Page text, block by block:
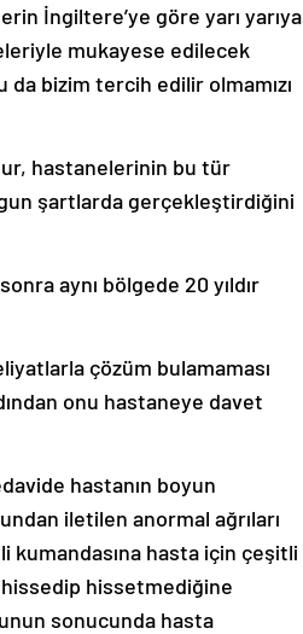
İngiltere’ye göre yarı yarıya
mukayese edilecek
bizim tercih edilir olmamızı
hastanelerinin bu tür
şartlarda gerçekleştirdiğini
aynı bölgede 20 yıldır
çözüm bulamaması
onu hastaneye davet
hastanın boyun
iletilen anormal ağrıları
kumandasına hasta için çeşitli
hissetmediğine
sonucunda hasta